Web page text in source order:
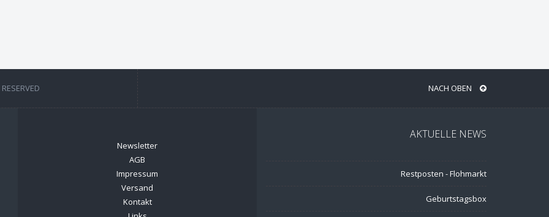
NACH OBEN
Newsletter
AGB
Impressum
Versand
Kontakt
AKTUELLE NEWS
Restposten - Flohmarkt
Geburtstagsbox